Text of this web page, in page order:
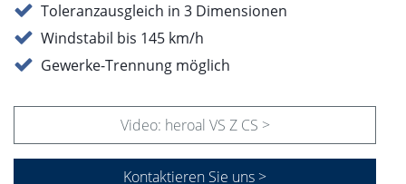
Toleranzausgleich in 3 Dimensionen
Windstabil bis 145 km/h
Gewerke-Trennung möglich
Video: heroal VS Z CS >
Kontaktieren Sie uns >